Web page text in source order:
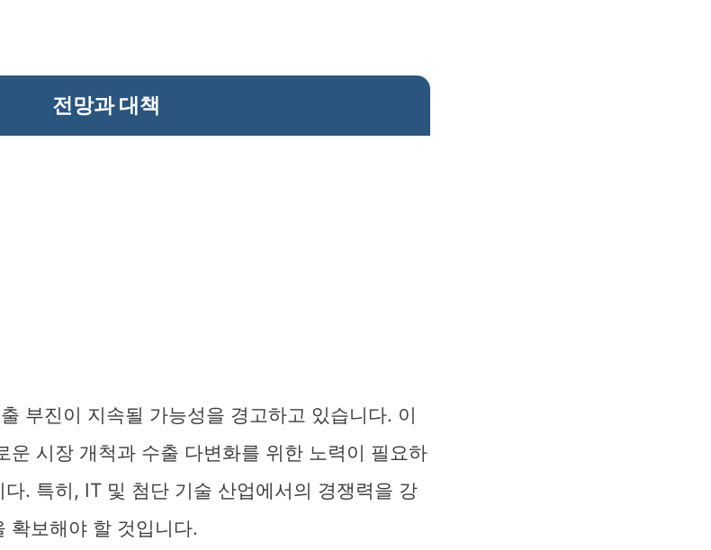
전망과 대책
부진이 지속될 가능성을 경고하고 있습니다. 이
운 시장 개척과 수출 다변화를 위한 노력이 필요하
. 특히, IT 및 첨단 기술 산업에서의 경쟁력을 강
확보해야 할 것입니다.